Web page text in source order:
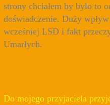
strony chciałem by było to
doświadczenie. Duży
wcześniej LSD i fakt
Umarłych.
Do mojego przyjaciela